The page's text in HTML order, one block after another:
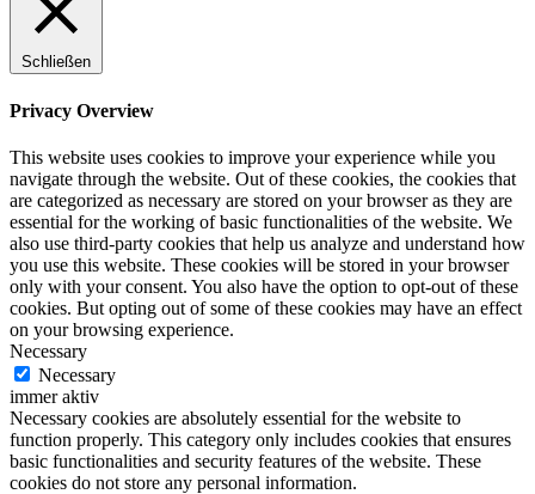
Schließen
Privacy Overview
This website uses cookies to improve your experience while you
navigate through the website. Out of these cookies, the cookies that
are categorized as necessary are stored on your browser as they are
essential for the working of basic functionalities of the website. We
also use third-party cookies that help us analyze and understand how
you use this website. These cookies will be stored in your browser
only with your consent. You also have the option to opt-out of these
cookies. But opting out of some of these cookies may have an effect
on your browsing experience.
Necessary
Necessary
immer aktiv
Necessary cookies are absolutely essential for the website to
function properly. This category only includes cookies that ensures
basic functionalities and security features of the website. These
cookies do not store any personal information.